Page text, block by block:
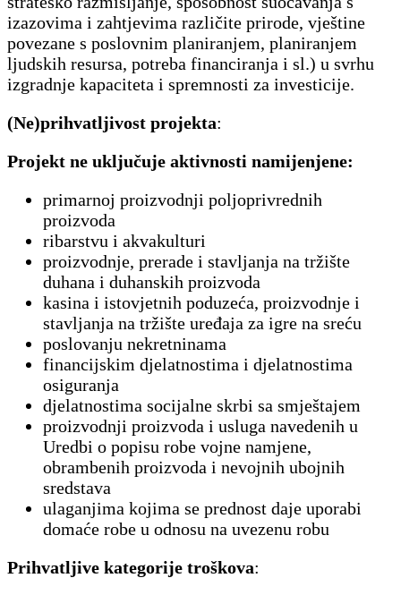
izazovima i zahtjevima različite prirode, vještine
povezane s poslovnim planiranjem, planiranjem
ljudskih resursa, potreba financiranja i sl.) u svrhu
izgradnje kapaciteta i spremnosti za investicije.
(Ne)prihvatljivost projekta:
Projekt ne uključuje aktivnosti namijenjene:
primarnoj proizvodnji poljoprivrednih
proizvoda
ribarstvu i akvakulturi
proizvodnje, prerade i stavljanja na tržište
duhana i duhanskih proizvoda
kasina i istovjetnih poduzeća, proizvodnje i
stavljanja na tržište uređaja za igre na sreću
poslovanju nekretninama
financijskim djelatnostima i djelatnostima
osiguranja
djelatnostima socijalne skrbi sa smještajem
proizvodnji proizvoda i usluga navedenih u
Uredbi o popisu robe vojne namjene,
obrambenih proizvoda i nevojnih ubojnih
sredstava
ulaganjima kojima se prednost daje uporabi
domaće robe u odnosu na uvezenu robu
Prihvatljive kategorije troškova: